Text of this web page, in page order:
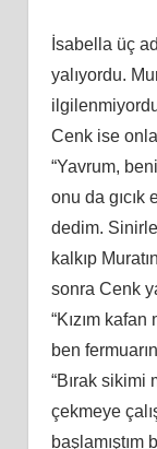
İsabella üç
yalıyordu.
Cenk ise
“Yavrum,
onu da gıcık
dedim.
kalkıp
sonra Cenk
“Kızım
ben
“Bırak sikimi
çekmeye